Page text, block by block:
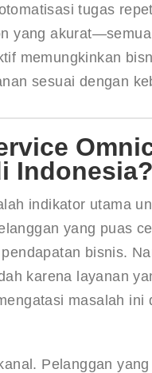
tugas
yang
memungkinkan
sesuai dengan
Indonesia?
indikator utama
yang puas
bisnis.
karena layanan
masalah
Pelanggan